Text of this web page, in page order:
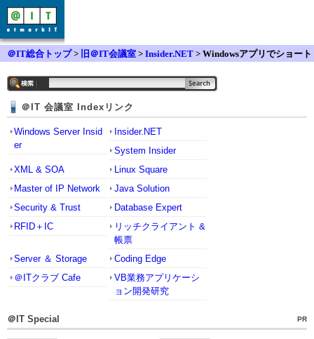
＠IT総合トップ> 旧＠IT会議室 > Insider.NET > Windowsアプリでショート
＠IT 会議室 Indexリンク
Windows Server Insid
er
Insider.NET
System Insider
XML & SOA
Linux Square
Master of IP Network
Java Solution
Security & Trust
Database Expert
RFID＋IC
リッチクライアント &
帳票
Server ＆ Storage
Coding Edge
＠ITクラブ Cafe
VB業務アプリケーシ
ョン開発研究
＠IT Special PR